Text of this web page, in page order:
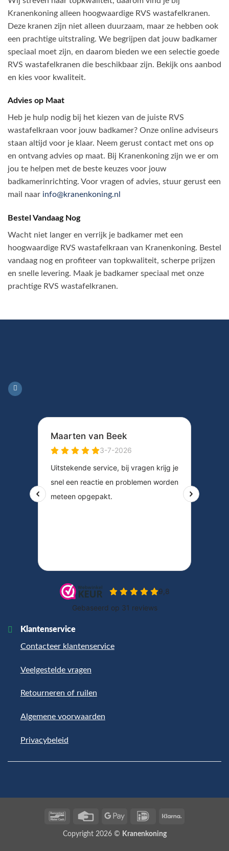
Kranenkoning alleen hoogwaardige RVS wastafelkranen.
Deze kranen zijn niet alleen duurzaam, maar ze hebben ook
een prachtige uitstraling. We begrijpen dat jouw badkamer
speciaal moet zijn, en daarom bieden we een selectie goede
RVS wastafelkranen die beschikbaar zijn. Bekijk ons aanbod
en kies voor kwaliteit.
Advies op Maat
Heb je hulp nodig bij het kiezen van de juiste RVS
wastafelkraan voor jouw badkamer? Onze online adviseurs
staan altijd voor je klaar. Neem gerust contact met ons op
en ontvang advies op maat. Bij Kranenkoning zijn we er om
jou te helpen met de beste keuzes voor jouw
badkamerinrichting. Voor vragen of advies, stuur gerust een
mail naar info@kranenkoning.nl
Bestel Vandaag Nog
Wacht niet langer en verrijk je badkamer met een
hoogwaardige RVS wastafelkraan van Kranenkoning. Bestel
vandaag nog en profiteer van topkwaliteit, scherpe prijzen
en snelle levering. Maak je badkamer speciaal met onze
prachtige RVS wastafelkranen.
Klantenservice
Contacteer klantenservice
Veelgestelde vragen
Retourneren of ruilen
Algemene voorwaarden
Privacybeleid
BancontactCredit
Google
IDeal
Copyright 2026 © Kranenkoning